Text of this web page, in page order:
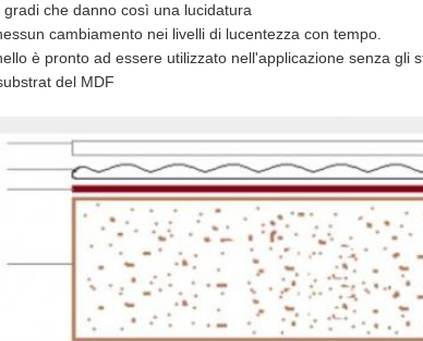
che danno così una lucidatura
cambiamento nei livelli di lucentezza con tempo.
è pronto ad essere utilizzato nell'applicazione senza gli
del MDF